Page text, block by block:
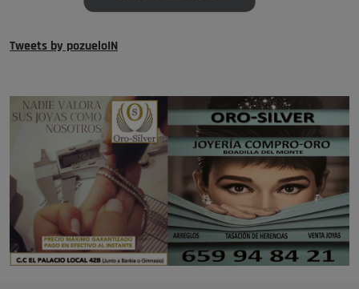
Tweets by pozueloIN